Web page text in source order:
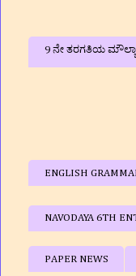
9 ನೇ ತರಗತಿಯ
ENGLISH
NAVODAYA 6TH
PAPER NEWS